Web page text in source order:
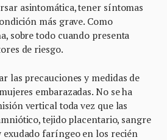
asintomática, tener síntomas
más grave. Como
sobre todo cuando presenta
de riesgo.
las precauciones y medidas de
embarazadas. No se ha
vertical toda vez que las
tejido placentario, sangre
faríngeo en los recién